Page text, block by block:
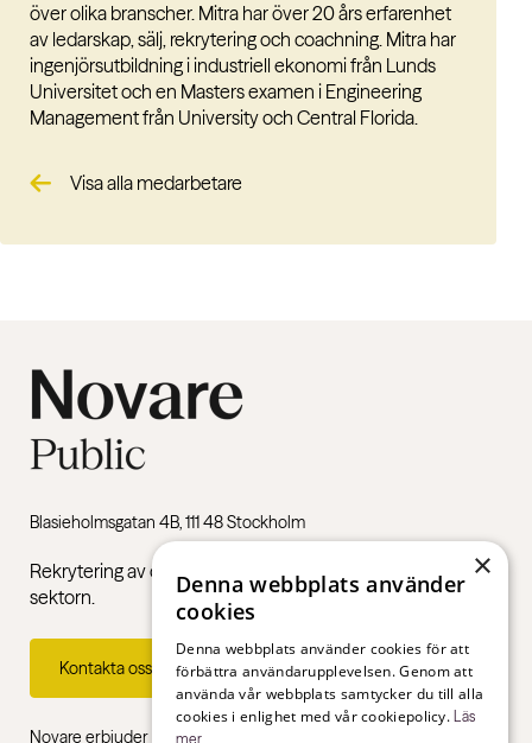
över olika branscher. Mitra har över 20 års erfarenhet
av ledarskap, sälj, rekrytering och coachning. Mitra har
ingenjörsutbildning i industriell ekonomi från Lunds
Universitet och en Masters examen i Engineering
Management från University och Central Florida.
Visa alla medarbetare
Blasieholmsgatan 4B, 111 48 Stockholm
Rekrytering av chefer och specialister inom den offentliga
sektorn.
Kontakta oss
Novare erbjuder specialistkompetens inom rekrytering,
×
Denna webbplats använder
cookies
Denna webbplats använder cookies för att
förbättra användarupplevelsen. Genom att
använda vår webbplats samtycker du till alla
cookies i enlighet med vår cookiepolicy. Läs
mer